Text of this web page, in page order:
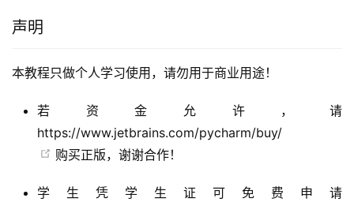
声明
本教程只做个人学习使用，请勿用于商业用途！
若资金允许，请
https://www.jetbrains.com/pycharm/buy/
购买正版，谢谢合作！
学生凭学生证可免费申请